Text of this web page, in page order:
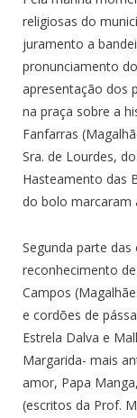
religiosas do
juramento a
pronunciamento
apresentação dos
na praça sobre a
Fanfarras
Sra. de Lourdes,
Hasteamento das
do bolo marcaram
Segunda parte
reconhecimento
Campos
e cordões de
Estrela Dalva e
Margarida- mais
amor, Papa
(escritos da Prof.